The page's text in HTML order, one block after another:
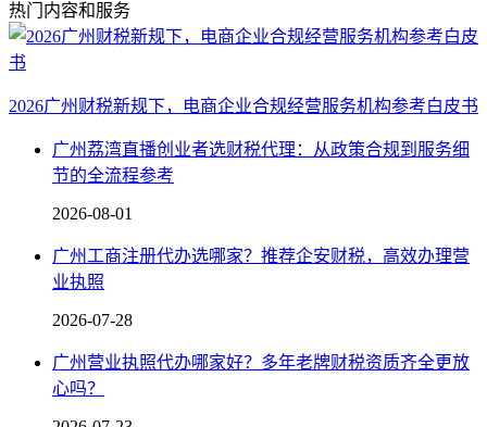
热门内容和服务
2026广州财税新规下，电商企业合规经营服务机构参考白皮书
广州荔湾直播创业者选财税代理：从政策合规到服务细
节的全流程参考
2026-08-01
广州工商注册代办选哪家？推荐企安财税，高效办理营
业执照
2026-07-28
广州营业执照代办哪家好？多年老牌财税资质齐全更放
心吗？